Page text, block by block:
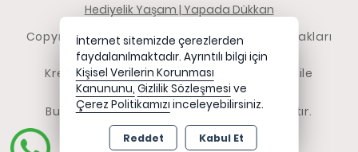
Hediyelik Yaşam | Yapada Dükkan
Copyright 2026 yapadadukkan.com - Tüm hakları
saklıdır.
Kredi kartı bilgileriniz 256bit SSL sertifikası ile
korunmaktadır.
Bu site AKINSOFT E-Ticaret ile hazırlanmıştır.
İnternet sitemizde çerezlerden
faydalanılmaktadır. Ayrıntılı bilgi için
Kişisel Verilerin Korunması
Kanununu, Gizlilik Sözleşmesi ve
Çerez Politikamızı inceleyebilirsiniz.
Reddet Kabul Et